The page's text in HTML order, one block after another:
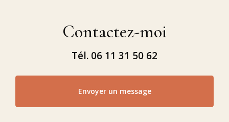
Contactez-moi
Tél. 06 11 31 50 62
Envoyer un message